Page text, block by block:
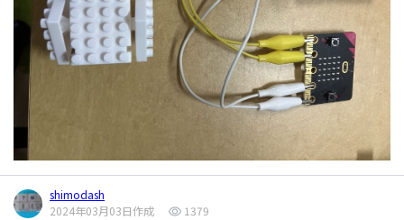
shimodash
2024年03月03日作成
1379